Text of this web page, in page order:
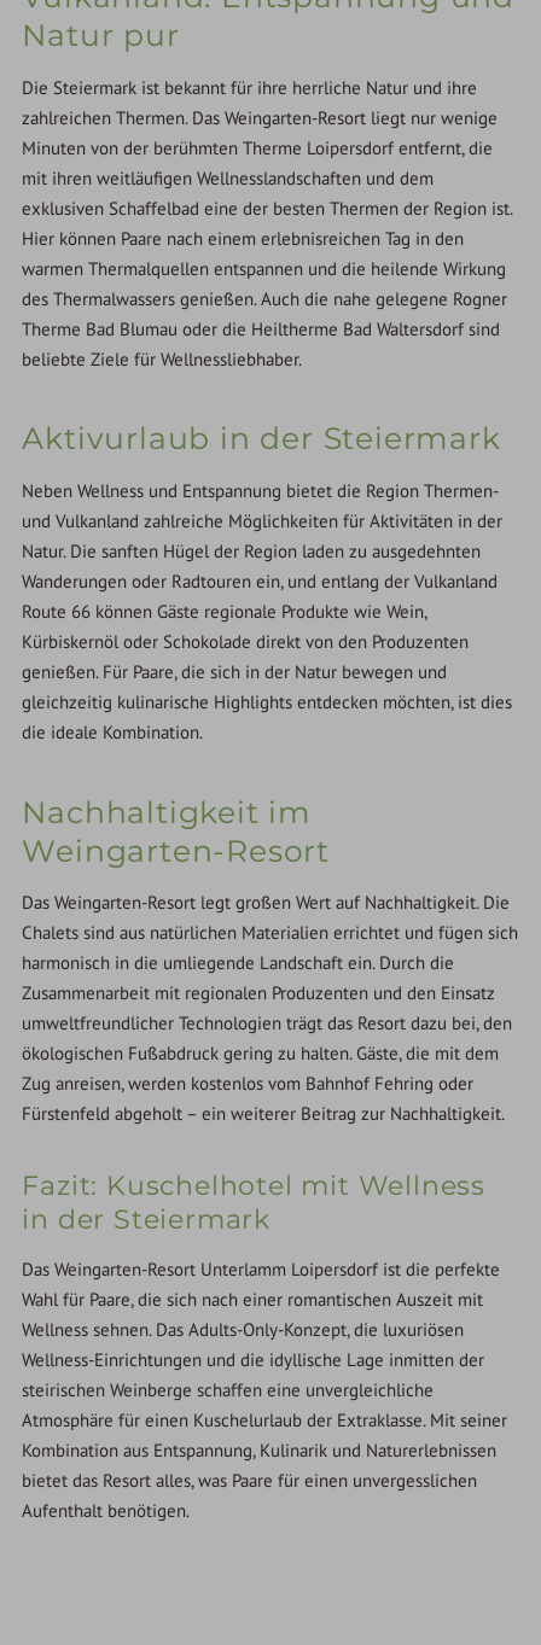
Natur pur
Die Steiermark ist bekannt für ihre herrliche Natur und ihre
zahlreichen Thermen. Das Weingarten-Resort liegt nur wenige
Minuten von der berühmten Therme Loipersdorf entfernt, die
mit ihren weitläufigen Wellnesslandschaften und dem
exklusiven Schaffelbad eine der besten Thermen der Region ist.
Hier können Paare nach einem erlebnisreichen Tag in den
warmen Thermalquellen entspannen und die heilende Wirkung
des Thermalwassers genießen. Auch die nahe gelegene Rogner
Therme Bad Blumau oder die Heiltherme Bad Waltersdorf sind
beliebte Ziele für Wellnessliebhaber.
Aktivurlaub in der Steiermark
Neben Wellness und Entspannung bietet die Region Thermen-
und Vulkanland zahlreiche Möglichkeiten für Aktivitäten in der
Natur. Die sanften Hügel der Region laden zu ausgedehnten
Wanderungen oder Radtouren ein, und entlang der Vulkanland
Route 66 können Gäste regionale Produkte wie Wein,
Kürbiskernöl oder Schokolade direkt von den Produzenten
genießen. Für Paare, die sich in der Natur bewegen und
gleichzeitig kulinarische Highlights entdecken möchten, ist dies
die ideale Kombination.
Nachhaltigkeit im
Weingarten-Resort
Das Weingarten-Resort legt großen Wert auf Nachhaltigkeit. Die
Chalets sind aus natürlichen Materialien errichtet und fügen sich
harmonisch in die umliegende Landschaft ein. Durch die
Zusammenarbeit mit regionalen Produzenten und den Einsatz
umweltfreundlicher Technologien trägt das Resort dazu bei, den
ökologischen Fußabdruck gering zu halten. Gäste, die mit dem
Zug anreisen, werden kostenlos vom Bahnhof Fehring oder
Fürstenfeld abgeholt – ein weiterer Beitrag zur Nachhaltigkeit.
Fazit: Kuschelhotel mit Wellness
in der Steiermark
Das Weingarten-Resort Unterlamm Loipersdorf ist die perfekte
Wahl für Paare, die sich nach einer romantischen Auszeit mit
Wellness sehnen. Das Adults-Only-Konzept, die luxuriösen
Wellness-Einrichtungen und die idyllische Lage inmitten der
steirischen Weinberge schaffen eine unvergleichliche
Atmosphäre für einen Kuschelurlaub der Extraklasse. Mit seiner
Kombination aus Entspannung, Kulinarik und Naturerlebnissen
bietet das Resort alles, was Paare für einen unvergesslichen
Aufenthalt benötigen.